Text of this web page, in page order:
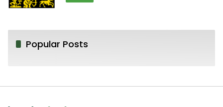
Popular Posts